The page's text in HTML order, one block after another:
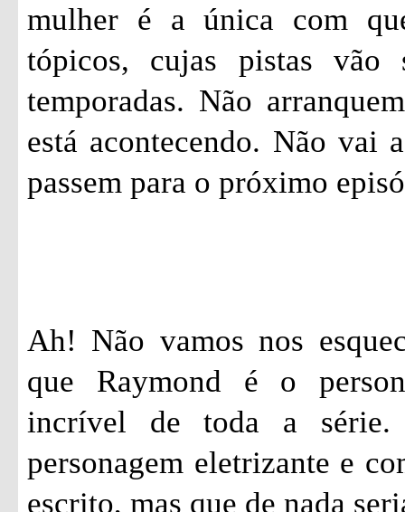
mulher é a única com
tópicos, cujas pistas vão
temporadas. Não
está acontecendo. Não vai
passem para o próximo
Ah! Não vamos nos
que Raymond é o
incrível de toda a
personagem eletrizante e
escrito, mas que de nada